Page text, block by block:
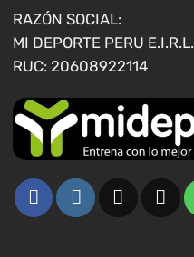
página
de
producto
RAZÓN SOCIAL:
MI DEPORTE PERU E.I.R.L.
RUC: 20608922114